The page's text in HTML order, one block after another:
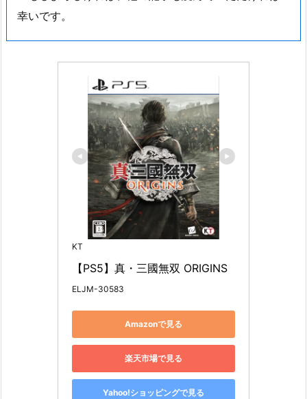
幸いです。
KT
【PS5】真・三國無双 ORIGINS
ELJM-30583
Amazonで見る
楽天市場で見る
Yahoo!ショッピングで見る